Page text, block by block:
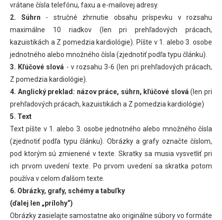
vrátane čísla telefónu, faxu a e-mailovej adresy.
2. Súhrn - stručné zhrnutie obsahu príspevku v rozsahu
maximálne 10 riadkov (len pri prehľadových prácach,
kazuistikách a Z pomedzia kardiológie). Píšte v 1. alebo 3. osobe
jednotného alebo množného čísla (zjednotiť podľa typu článku).
3. Kľúčové slová - v rozsahu 3-6 (len pri prehľadových prácach,
Z pomedzia kardiológie).
4. Anglický preklad: názov práce, súhrn, kľúčové slová (len pri
prehľadových prácach, kazuistikách a Z pomedzia kardiológie)
5. Text
Text píšte v 1. alebo 3. osobe jednotného alebo množného čísla
(zjednotiť podľa typu článku). Obrázky a grafy označte číslom,
pod ktorým sú zmienené v texte. Skratky sa musia vysvetliť pri
ich prvom uvedení texte. Po prvom uvedení sa skratka potom
používa v celom ďalšom texte.
6. Obrázky, grafy, schémy a tabuľky
(ďalej len „prílohy“)
Obrázky zasielajte samostatne ako originálne súbory vo formáte